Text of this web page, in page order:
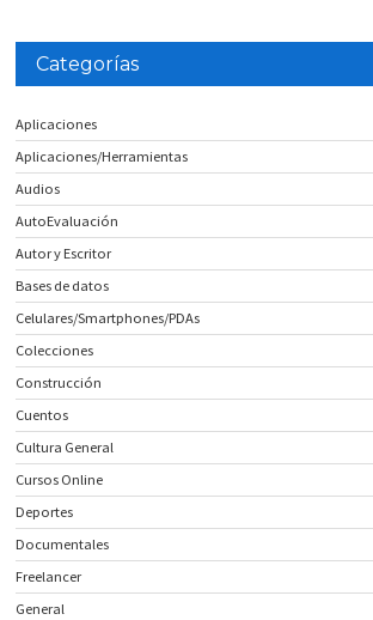
Categorías
Aplicaciones
Aplicaciones/Herramientas
Audios
AutoEvaluación
Autor y Escritor
Bases de datos
Celulares/Smartphones/PDAs
Colecciones
Construcción
Cuentos
Cultura General
Cursos Online
Deportes
Documentales
Freelancer
General